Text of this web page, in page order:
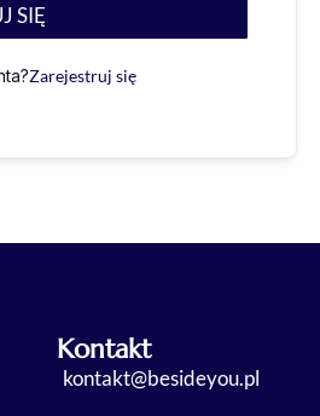
SIĘ
Zarejestruj się
Kontakt
kontakt@besideyou.pl